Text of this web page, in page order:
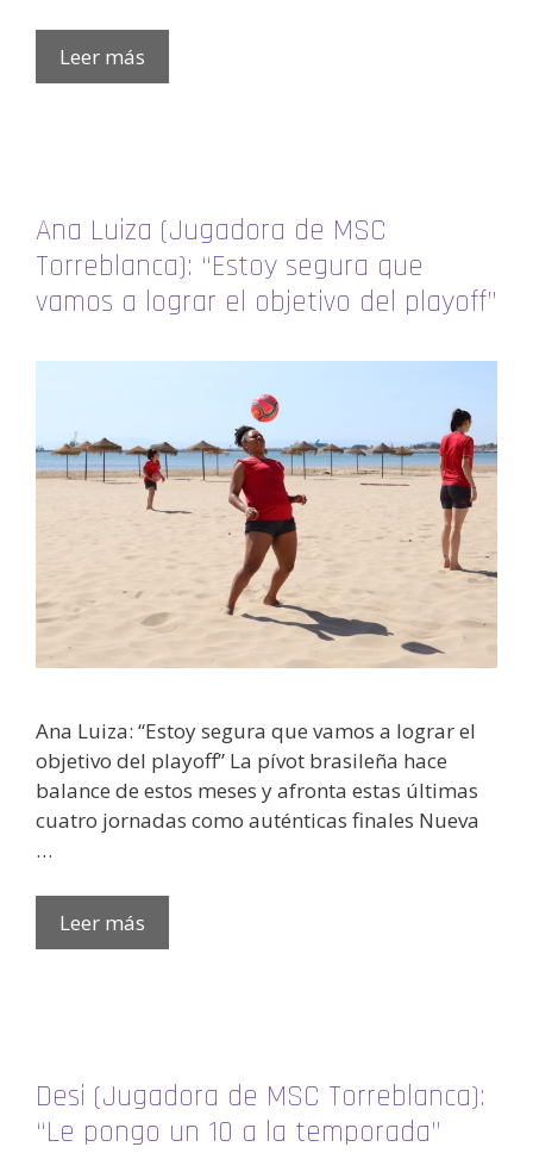
Leer más
Ana Luiza (Jugadora de MSC
Torreblanca): “Estoy segura que
vamos a lograr el objetivo del playoff”
Ana Luiza: “Estoy segura que vamos a lograr el
objetivo del playoff” La pívot brasileña hace
balance de estos meses y afronta estas últimas
cuatro jornadas como auténticas finales Nueva
…
Leer más
Desi (Jugadora de MSC Torreblanca):
“Le pongo un 10 a la temporada”